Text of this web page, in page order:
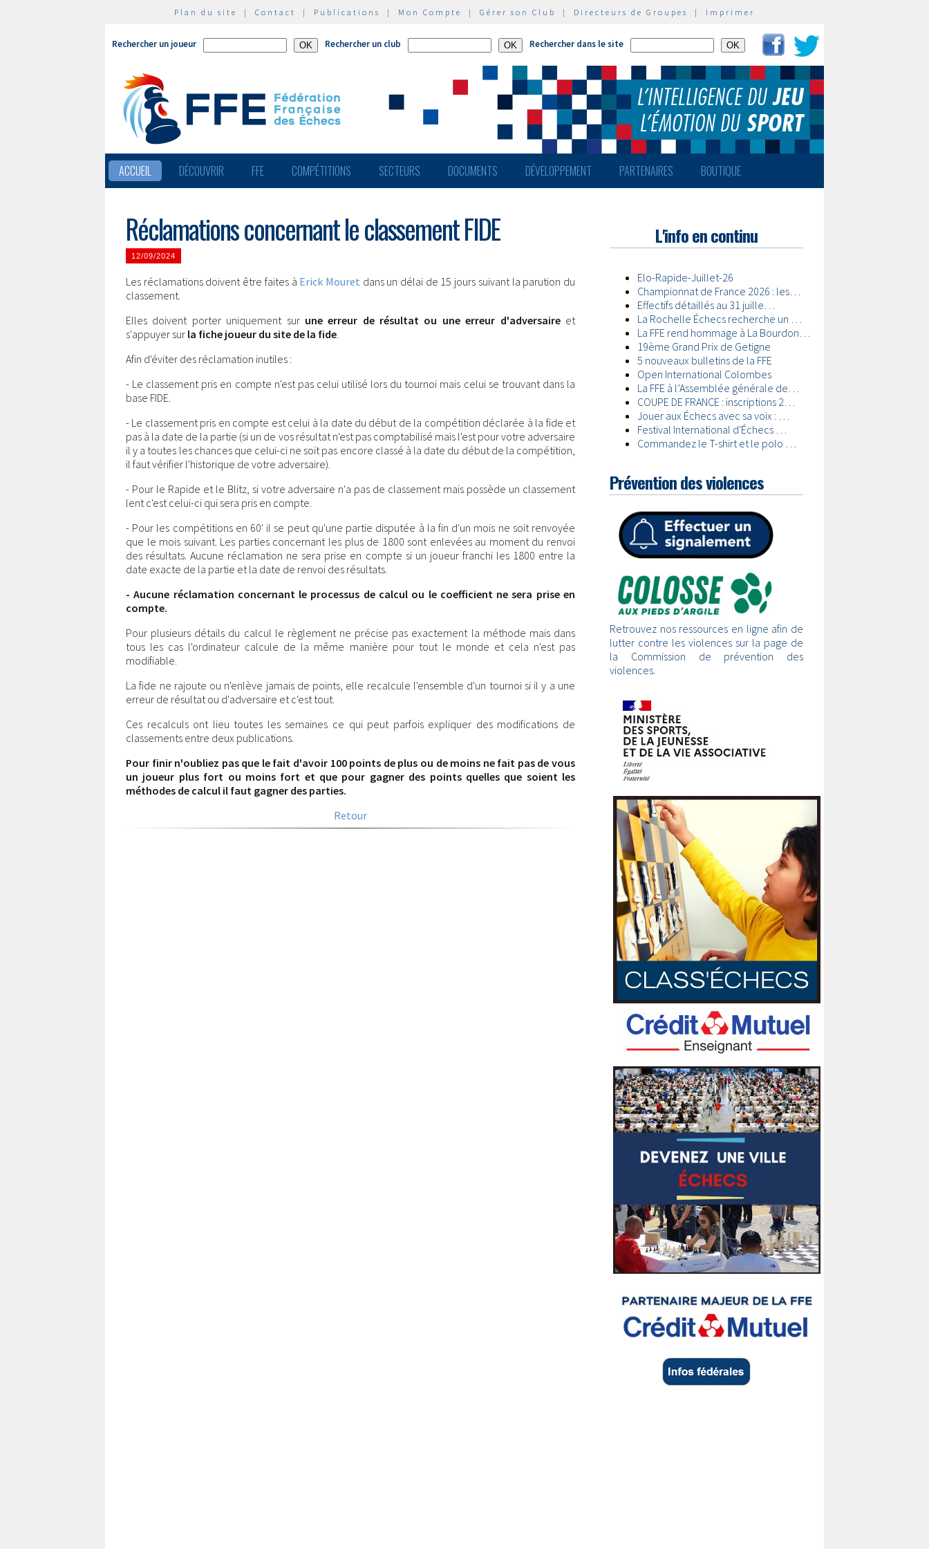
Plan du site | Contact | Publications | Mon Compte | Gérer son Club | Directeurs de Groupes | Imprimer
Rechercher un joueur Rechercher un club Rechercher dans le site
ACCUEIL DÉCOUVRIR FFE COMPÉTITIONS SECTEURS DOCUMENTS DÉVELOPPEMENT PARTENAIRES BOUTIQUE
Réclamations concernant le classement FIDE
12/09/2024
Les réclamations doivent être faites à Erick Mouret dans un délai de 15 jours suivant la parution du
classement.
Elles doivent porter uniquement sur une erreur de résultat ou une erreur d'adversaireet
s'appuyer sur la fiche joueur du site de la fide.
Afin d'éviter des réclamation inutiles :
- Le classement pris en compte n'est pas celui utilisé lors du tournoi mais celui se trouvant dans la
base FIDE.
- Le classement pris en compte est celui à la date du début de la compétition déclarée à la fide et
pas à la date de la partie (si un de vos résultat n'est pas comptabilisé mais l'est pour votre adversaire
il y a toutes les chances que celui-ci ne soit pas encore classé à la date du début de la compétition,
il faut vérifier l'historique de votre adversaire).
- Pour le Rapide et le Blitz, si votre adversaire n'a pas de classement mais possède un classement
lent c'est celui-ci qui sera pris en compte.
- Pour les compétitions en 60' il se peut qu'une partie disputée à la fin d'un mois ne soit renvoyée
que le mois suivant. Les parties concernant les plus de 1800 sont enlevées au moment du renvoi
des résultats. Aucune réclamation ne sera prise en compte si un joueur franchi les 1800 entre la
date exacte de la partie et la date de renvoi des résultats.
- Aucune réclamation concernant le processus de calcul ou le coefficient ne sera prise en
compte.
Pour plusieurs détails du calcul le règlement ne précise pas exactement la méthode mais dans
tous les cas l'ordinateur calcule de la même manière pour tout le monde et cela n'est pas
modifiable.
La fide ne rajoute ou n'enlève jamais de points, elle recalcule l'ensemble d'un tournoi si il y a une
erreur de résultat ou d'adversaire et c'est tout.
Ces recalculs ont lieu toutes les semaines ce qui peut parfois expliquer des modifications de
classements entre deux publications.
Pour finir n'oubliez pas que le fait d'avoir 100 points de plus ou de moins ne fait pas de vous
un joueur plus fort ou moins fort et que pour gagner des points quelles que soient les
méthodes de calcul il faut gagner des parties.
Retour
L'info en continu
Prévention des violences
Retrouvez nos ressources en ligne afin de
lutter contre les violences sur la page de
la Commission de prévention des
violences.